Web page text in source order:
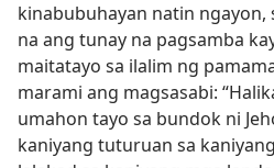
kinabubuhayan natin ngayon,
na ang tunay na pagsamba
maitatayo sa ilalim ng
marami ang magsasabi:
umahon tayo sa bundok ni
kaniyang tuturuan sa